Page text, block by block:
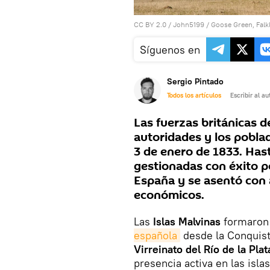
CC BY 2.0 / John5199 / Goose Green,
Síguenos en
Sergio Pintado
Todos los artículos Escribir al
Las fuerzas británicas
autoridades y los
3 de enero de 1833.
gestionadas con éxito
España y se asentó
económicos.
Las Islas Malvinas
española desde la
Virreinato del Río de la
presencia activa en las